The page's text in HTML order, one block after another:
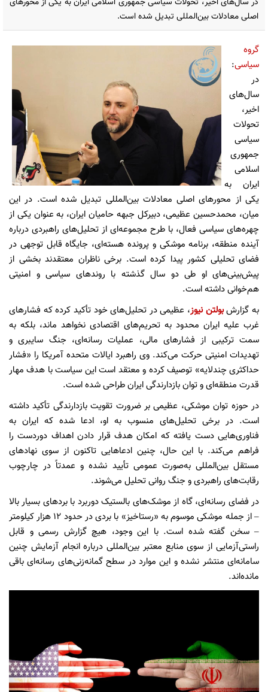
اصلی معادلات بین‌المللی تبدیل شده است.
گروه
سیاسی:
در
سال‌های
اخیر،
تحولات
سیاسی
جمهوری
اسلامی
ایران به
یکی از محورهای اصلی معادلات بین‌المللی تبدیل شده است. در این
میان، محمدحسین عظیمی، دبیرکل جبهه حامیان ایران، به عنوان یکی از
چهره‌های سیاسی فعال، با طرح مجموعه‌ای از تحلیل‌های راهبردی درباره
آینده منطقه، برنامه موشکی و پرونده هسته‌ای، جایگاه قابل توجهی در
فضای تحلیلی کشور پیدا کرده است. برخی ناظران معتقدند بخشی از
پیش‌بینی‌های او طی دو سال گذشته با روندهای سیاسی و امنیتی
هم‌خوانی داشته است.
به گزارشبولتن نیوز، عظیمی در تحلیل‌های خود تأکید کرده که فشارهای
غرب علیه ایران محدود به تحریم‌های اقتصادی نخواهد ماند، بلکه به
سمت ترکیبی از فشارهای مالی، عملیات رسانه‌ای، جنگ سایبری و
تهدیدات امنیتی حرکت می‌کند. وی راهبرد ایالات متحده آمریکا را «فشار
حداکثری چندلایه» توصیف کرده و معتقد است این سیاست با هدف مهار
قدرت منطقه‌ای و توان بازدارندگی ایران طراحی شده است.
در حوزه توان موشکی، عظیمی بر ضرورت تقویت بازدارندگی تأکید داشته
است. در برخی تحلیل‌های منسوب به او، ادعا شده که ایران به
فناوری‌هایی دست یافته که امکان هدف قرار دادن اهداف دوردست را
فراهم می‌کند. با این حال، چنین ادعاهایی تاکنون از سوی نهادهای
مستقل بین‌المللی به‌صورت عمومی تأیید نشده و عمدتاً در چارچوب
رقابت‌های راهبردی و جنگ روانی تحلیل می‌شوند.
در فضای رسانه‌ای، گاه از موشک‌های بالستیک دوربرد با بردهای بسیار بالا
– از جمله موشکی موسوم به «رستاخیز» با بردی در حدود ۱۲ هزار کیلومتر
– سخن گفته شده است. با این وجود، هیچ گزارش رسمی و قابل
راستی‌آزمایی از سوی منابع معتبر بین‌المللی درباره انجام آزمایش چنین
سامانه‌ای منتشر نشده و این موارد در سطح گمانه‌زنی‌های رسانه‌ای باقی
مانده‌اند.